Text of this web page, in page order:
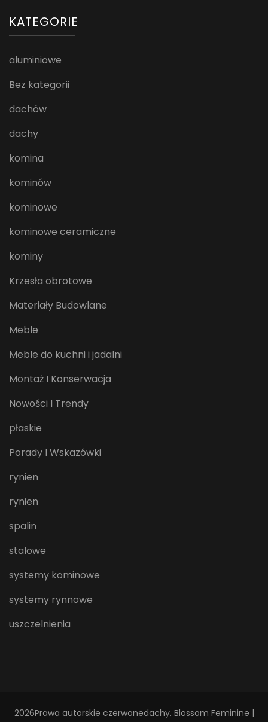
KATEGORIE
aluminiowe
Bez kategorii
dachów
dachy
komina
kominów
kominowe
kominowe ceramiczne
kominy
Krzesła obrotowe
Materiały Budowlane
Meble
Meble do kuchni i jadalni
Montaż I Konserwacja
Nowości I Trendy
płaskie
Porady I Wskazówki
rynien
rynien
spalin
stalowe
systemy kominowe
systemy rynnowe
uszczelnienia
2026Prawa autorskie czerwonedachy. Blossom Feminine |